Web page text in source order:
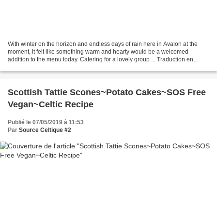
With winter on the horizon and endless days of rain here in Avalon at the
moment, it felt like something warm and hearty would be a welcomed
addition to the menu today. Catering for a lovely group ... Traduction en
Scottish Tattie Scones~Potato Cakes~SOS Free
Vegan~Celtic Recipe
Publié le 07/05/2019 à 11:53
Par Source Celtique #2